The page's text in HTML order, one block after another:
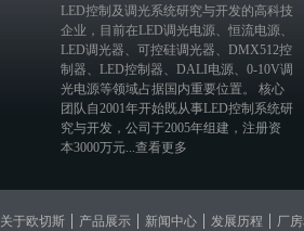
LED控制及调光系统研究与开发的高科技
企业，目前在LED调光电源、恒流电源、
LED调光器、 可控硅调光器、 DMX512控
制器、 LED控制器、 DALI电源、 0-10V调
光电源等领域占据国内重要位置。 核心
团队自2001年开始既从事LED控制系统研
究与开发，公司于2005年组建，注册资
本3000万元...查看更多
关于欧切斯 产品展示 新闻中心 发展历程 厂